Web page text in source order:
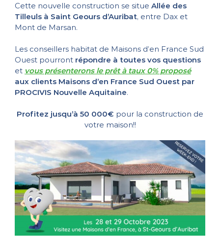
Cette nouvelle construction se situe Allée des
Tilleuls à Saint Geours d’Auribat, entre Dax et
Mont de Marsan.
Les conseillers habitat de Maisons d’en France Sud
Ouest pourront répondre à toutes vos questions
et vous présenterons le prêt à taux 0% proposé
aux clients Maisons d’en France Sud Ouest par
PROCIVIS Nouvelle Aquitaine.
Profitez jusqu’à 50 000€ pour la construction de
votre maison!!